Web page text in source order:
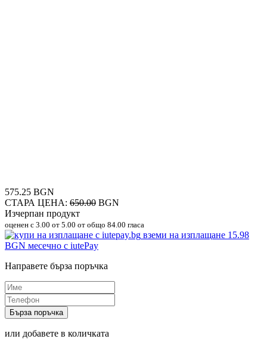
575.25 BGN
СТАРА ЦЕНА: 650.00 BGN
Изчерпан продукт
оценен с 3.00 от 5.00 от общо 84.00 гласа
вземи на изплащане 15.98
BGN месечно с iutePay
Направете бърза поръчка
Бърза поръчка
или добавете в количката